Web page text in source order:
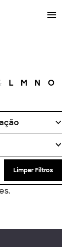
L M N O
Limpar Filtros